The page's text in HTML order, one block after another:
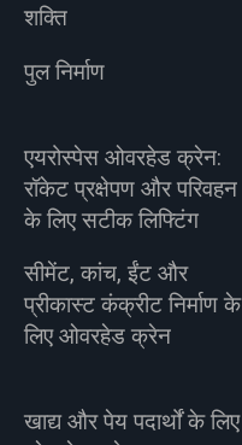
शक्ति
पुल निर्माण
एयरोस्पेस ओवरहेड क्रेन:
रॉकेट प्रक्षेपण और परिवहन
के लिए सटीक लिफ्टिंग
सीमेंट, कांच, ईंट और
प्रीकास्ट कंक्रीट निर्माण के
लिए ओवरहेड क्रेन
खाद्य और पेय पदार्थों के लिए